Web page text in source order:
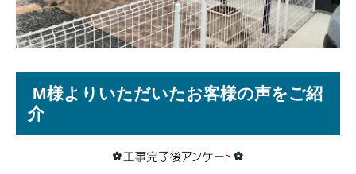
M様よりいただいたお客様の声をご紹
介